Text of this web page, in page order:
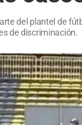
del plantel de
de discriminación.